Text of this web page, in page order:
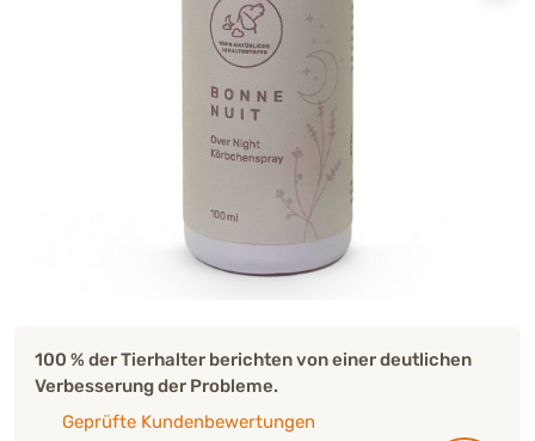
100 % der Tierhalter berichten von einer deutlichen
Verbesserung der Probleme.
Geprüfte Kundenbewertungen